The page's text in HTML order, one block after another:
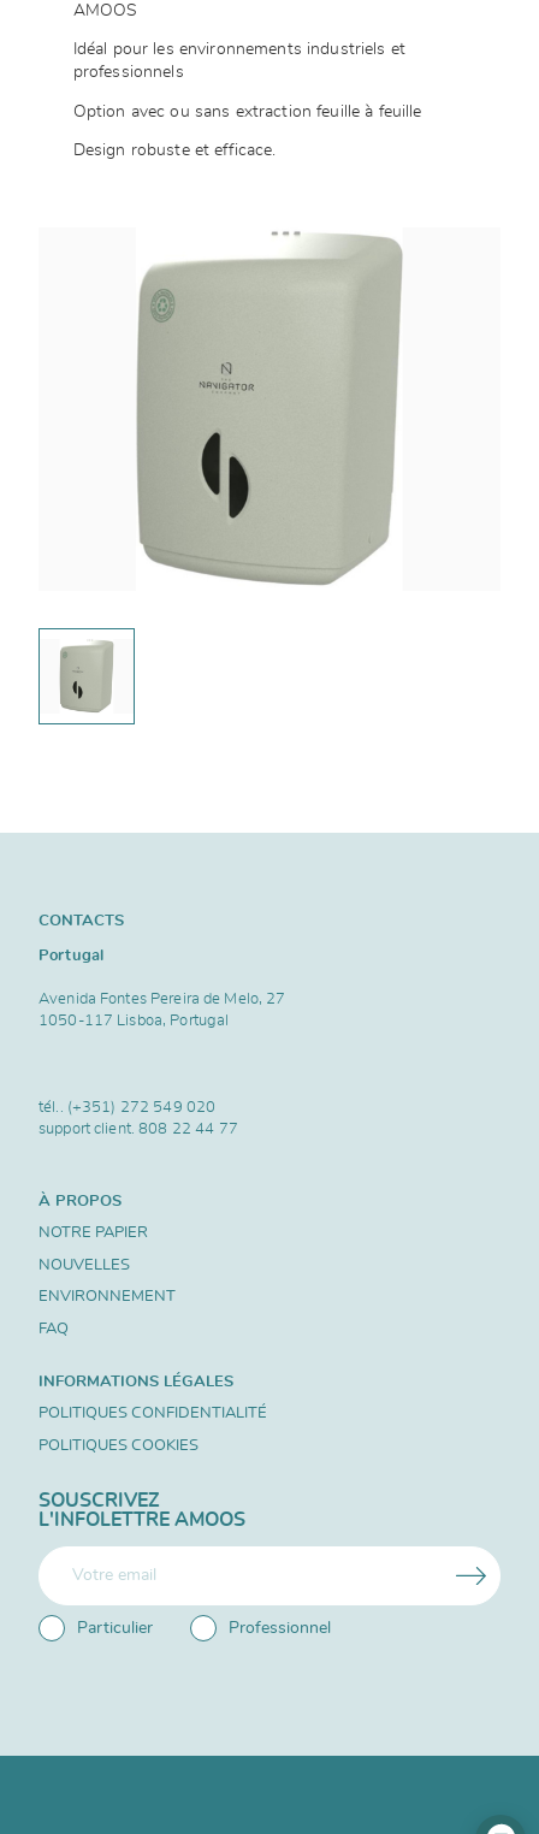
AMOOS
Idéal pour les environnements industriels et
professionnels
Option avec ou sans extraction feuille à feuille
Design robuste et efficace.
CONTACTS
Portugal
Avenida Fontes Pereira de Melo, 27
1050-117 Lisboa, Portugal
tél.. (+351) 272 549 020
support client.808 22 44 77
À PROPOS
NOTRE PAPIER
NOUVELLES
ENVIRONNEMENT
FAQ
INFORMATIONS LÉGALES
POLITIQUES CONFIDENTIALITÉ
POLITIQUES COOKIES
SOUSCRIVEZ
L'INFOLETTRE AMOOS
Particulier Professionnel